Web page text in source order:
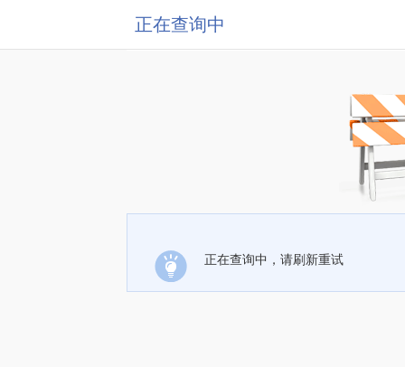
正在查询中
正在查询中，请刷新重试